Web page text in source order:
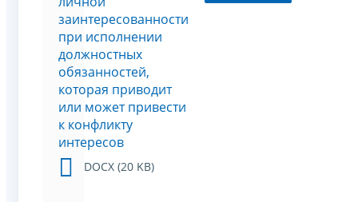
заинтересованности
при исполнении
должностных
обязанностей,
которая приводит
или может привести
к конфликту
интересов
DOCX (20 KB)